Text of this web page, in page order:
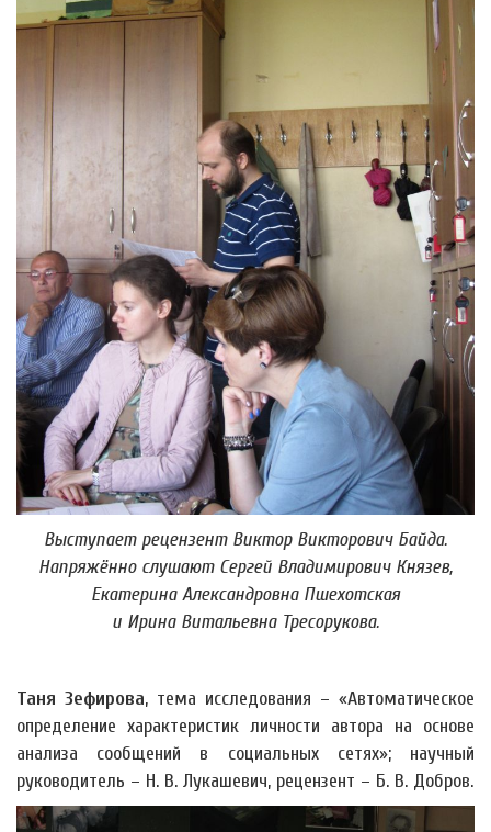
Выступает рецензент Виктор Викторович Байда.
Напряжённо слушают Сергей Владимирович Князев,
Екатерина Александровна Пшехотская
и Ирина Витальевна Тресорукова.
Таня Зефирова, тема исследования – «Автоматическое
определение характеристик личности автора на основе
анализа сообщений в социальных сетях»; научный
руководитель – Н. В. Лукашевич, рецензент – Б. В. Добров.